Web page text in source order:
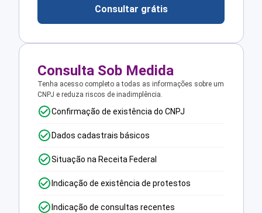
Consultar grátis
Consulta Sob Medida
Tenha acesso completo a todas as informações sobre um
CNPJ e reduza riscos de inadimplência.
Confirmação de existência do CNPJ
Dados cadastrais básicos
Situação na Receita Federal
Indicação de existência de protestos
Indicação de consultas recentes